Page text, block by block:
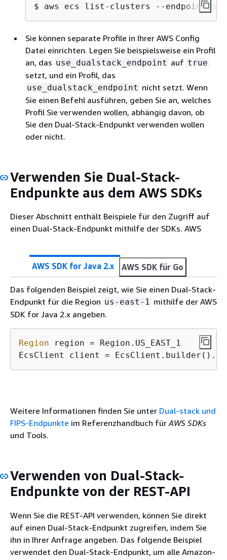
$ aws ecs list-clusters --endpoint-
Sie können separate Profile in Ihrer AWS Config
Datei einrichten. Legen Sie beispielsweise ein Profil
an, das use_dualstack_endpoint auf true
setzt, und ein Profil, das
use_dualstack_endpoint nicht setzt. Wenn
Sie einen Befehl ausführen, geben Sie an, welches
Profil Sie verwenden wollen, abhängig davon, ob
Sie den Dual-Stack-Endpunkt verwenden wollen
oder nicht.
Verwenden Sie Dual-Stack-
Endpunkte aus dem AWS SDKs
Dieser Abschnitt enthält Beispiele für den Zugriff auf
einen Dual-Stack-Endpunkt mithilfe der SDKs. AWS
AWS SDK for Java 2.x AWS SDK für Go
Das folgenden Beispiel zeigt, wie Sie einen Dual-Stack-
Endpunkt für die Region us-east-1 mithilfe der AWS
SDK for Java 2.x angeben.
Region region = Region.US_EAST_1
EcsClient client =
Weitere Informationen finden Sie unter Dual-stack und
FIPS-Endpunkte im Referenzhandbuch fürAWS SDKs
und Tools.
Verwenden von Dual-Stack-
Endpunkte von der REST-API
Wenn Sie die REST-API verwenden, können Sie direkt
auf einen Dual-Stack-Endpunkt zugreifen, indem Sie
ihn in Ihrer Anfrage angeben. Das folgende Beispiel
verwendet den Dual-Stack-Endpunkt, um alle Amazon-